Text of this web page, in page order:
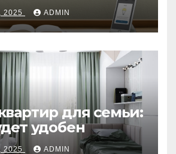
ADMIN
для семьи:
удобен
2025 ADMIN